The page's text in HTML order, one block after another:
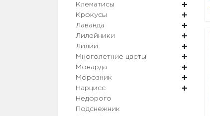
Клематисы
Крокусы
Лаванда
Лилейники
Лилии
Многолетние цветы
Монарда
Морозник
Нарцисс
Недорого
Подснежник